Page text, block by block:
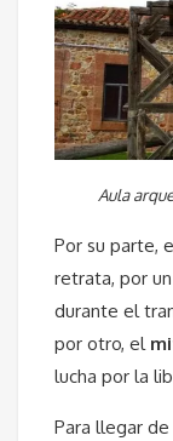
Aula
Por su parte,
retrata, por
durante el
por otro, el
lucha por la
Para llegar